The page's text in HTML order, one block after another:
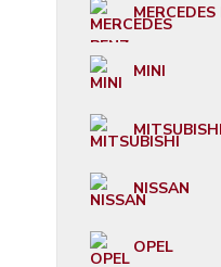
MERCEDES
MINI
MITSUBISHI
NISSAN
OPEL